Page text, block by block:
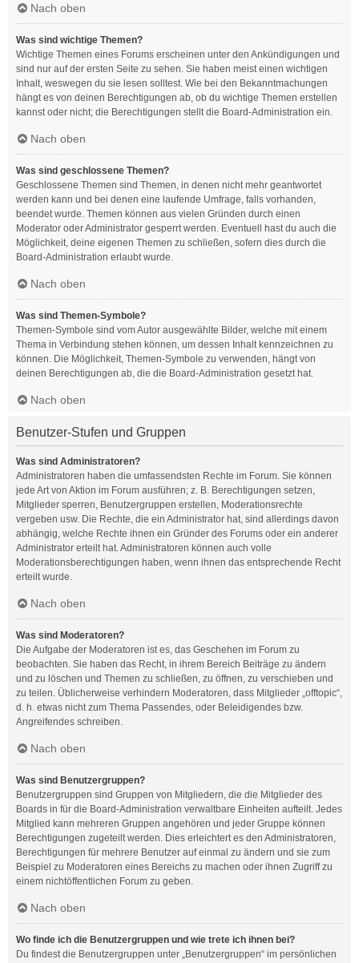
Nach oben
Was sind wichtige Themen?
Wichtige Themen eines Forums erscheinen unter den Ankündigungen und
sind nur auf der ersten Seite zu sehen. Sie haben meist einen wichtigen
Inhalt, weswegen du sie lesen solltest. Wie bei den Bekanntmachungen
hängt es von deinen Berechtigungen ab, ob du wichtige Themen erstellen
kannst oder nicht; die Berechtigungen stellt die Board-Administration ein.
Nach oben
Was sind geschlossene Themen?
Geschlossene Themen sind Themen, in denen nicht mehr geantwortet
werden kann und bei denen eine laufende Umfrage, falls vorhanden,
beendet wurde. Themen können aus vielen Gründen durch einen
Moderator oder Administrator gesperrt werden. Eventuell hast du auch die
Möglichkeit, deine eigenen Themen zu schließen, sofern dies durch die
Board-Administration erlaubt wurde.
Nach oben
Was sind Themen-Symbole?
Themen-Symbole sind vom Autor ausgewählte Bilder, welche mit einem
Thema in Verbindung stehen können, um dessen Inhalt kennzeichnen zu
können. Die Möglichkeit, Themen-Symbole zu verwenden, hängt von
deinen Berechtigungen ab, die die Board-Administration gesetzt hat.
Nach oben
Benutzer-Stufen und Gruppen
Was sind Administratoren?
Administratoren haben die umfassendsten Rechte im Forum. Sie können
jede Art von Aktion im Forum ausführen; z. B. Berechtigungen setzen,
Mitglieder sperren, Benutzergruppen erstellen, Moderationsrechte
vergeben usw. Die Rechte, die ein Administrator hat, sind allerdings davon
abhängig, welche Rechte ihnen ein Gründer des Forums oder ein anderer
Administrator erteilt hat. Administratoren können auch volle
Moderationsberechtigungen haben, wenn ihnen das entsprechende Recht
erteilt wurde.
Nach oben
Was sind Moderatoren?
Die Aufgabe der Moderatoren ist es, das Geschehen im Forum zu
beobachten. Sie haben das Recht, in ihrem Bereich Beiträge zu ändern
und zu löschen und Themen zu schließen, zu öffnen, zu verschieben und
zu teilen. Üblicherweise verhindern Moderatoren, dass Mitglieder „offtopic“,
d. h. etwas nicht zum Thema Passendes, oder Beleidigendes bzw.
Angreifendes schreiben.
Nach oben
Was sind Benutzergruppen?
Benutzergruppen sind Gruppen von Mitgliedern, die die Mitglieder des
Boards in für die Board-Administration verwaltbare Einheiten aufteilt. Jedes
Mitglied kann mehreren Gruppen angehören und jeder Gruppe können
Berechtigungen zugeteilt werden. Dies erleichtert es den Administratoren,
Berechtigungen für mehrere Benutzer auf einmal zu ändern und sie zum
Beispiel zu Moderatoren eines Bereichs zu machen oder ihnen Zugriff zu
einem nichtöffentlichen Forum zu geben.
Nach oben
Wo finde ich die Benutzergruppen und wie trete ich ihnen bei?
Du findest die Benutzergruppen unter „Benutzergruppen“ im persönlichen